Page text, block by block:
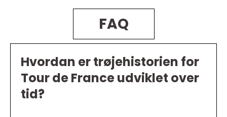
FAQ
Hvordan er trøjehistorien for
Tour de France udviklet over
tid?